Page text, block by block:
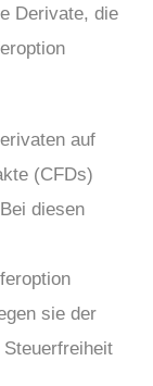
Derivate, die
auf
(CFDs)
diesen
sie der